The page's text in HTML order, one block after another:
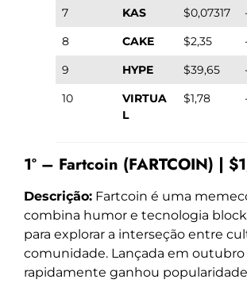
7
KAS $0,07317
8
CAKE $2,35
9
HYPE $39,65
10
VIRTUA
L
$1,78
1º – Fartcoin (FARTCOIN) |
Descrição: Fartcoin é uma
combina humor e tecnologia
para explorar a interseção entre
comunidade. Lançada em outubro
rapidamente ganhou